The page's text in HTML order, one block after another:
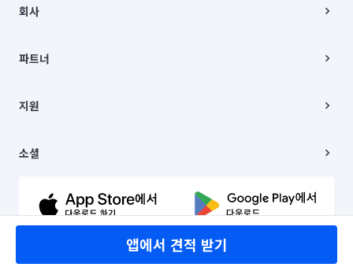
앱에서 견적 받기
00019 |
주소 | 본사: 서울특별시 종로구 율곡로 6(중학동, 트윈트리빌딩) B동 5층
컨택센터 : 서울특별시 종로구 수송동 율곡로 24, 7층, 8층 미소
상품, 상품정보, 거래에 관한 의무와 책임은 거래당사자에게 있습니다.
언론 보도 관련 문의:
© 유한회사 미소. Miso, Inc. All Rights Reserved.
회사
채용
파트너
이사
지원
이용약관
문의하기
소셜
유튜브